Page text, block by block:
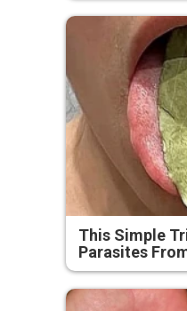
This Simple
Parasites